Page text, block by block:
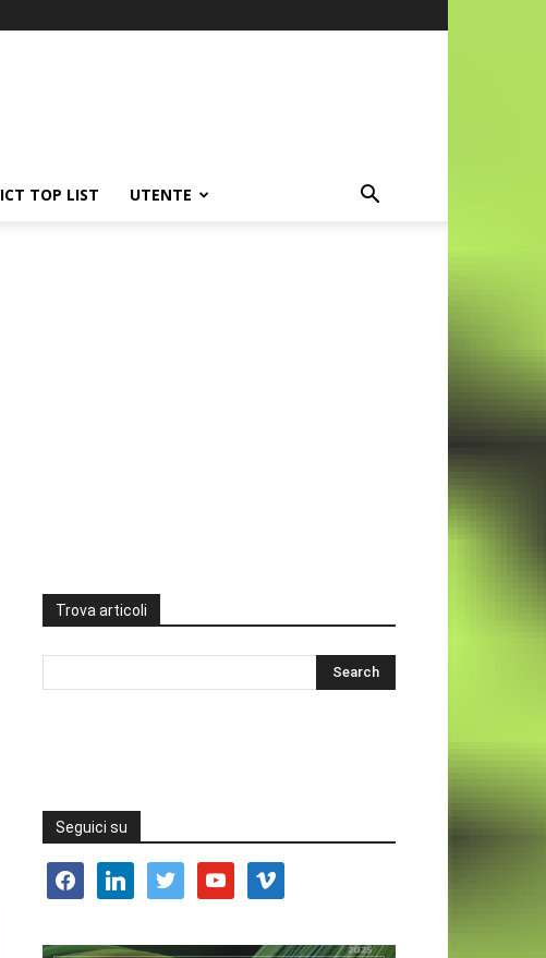
ICT TOP LIST UTENTE
Trova articoli
Seguici su
facebooklinkedin twitter youtube vimeo